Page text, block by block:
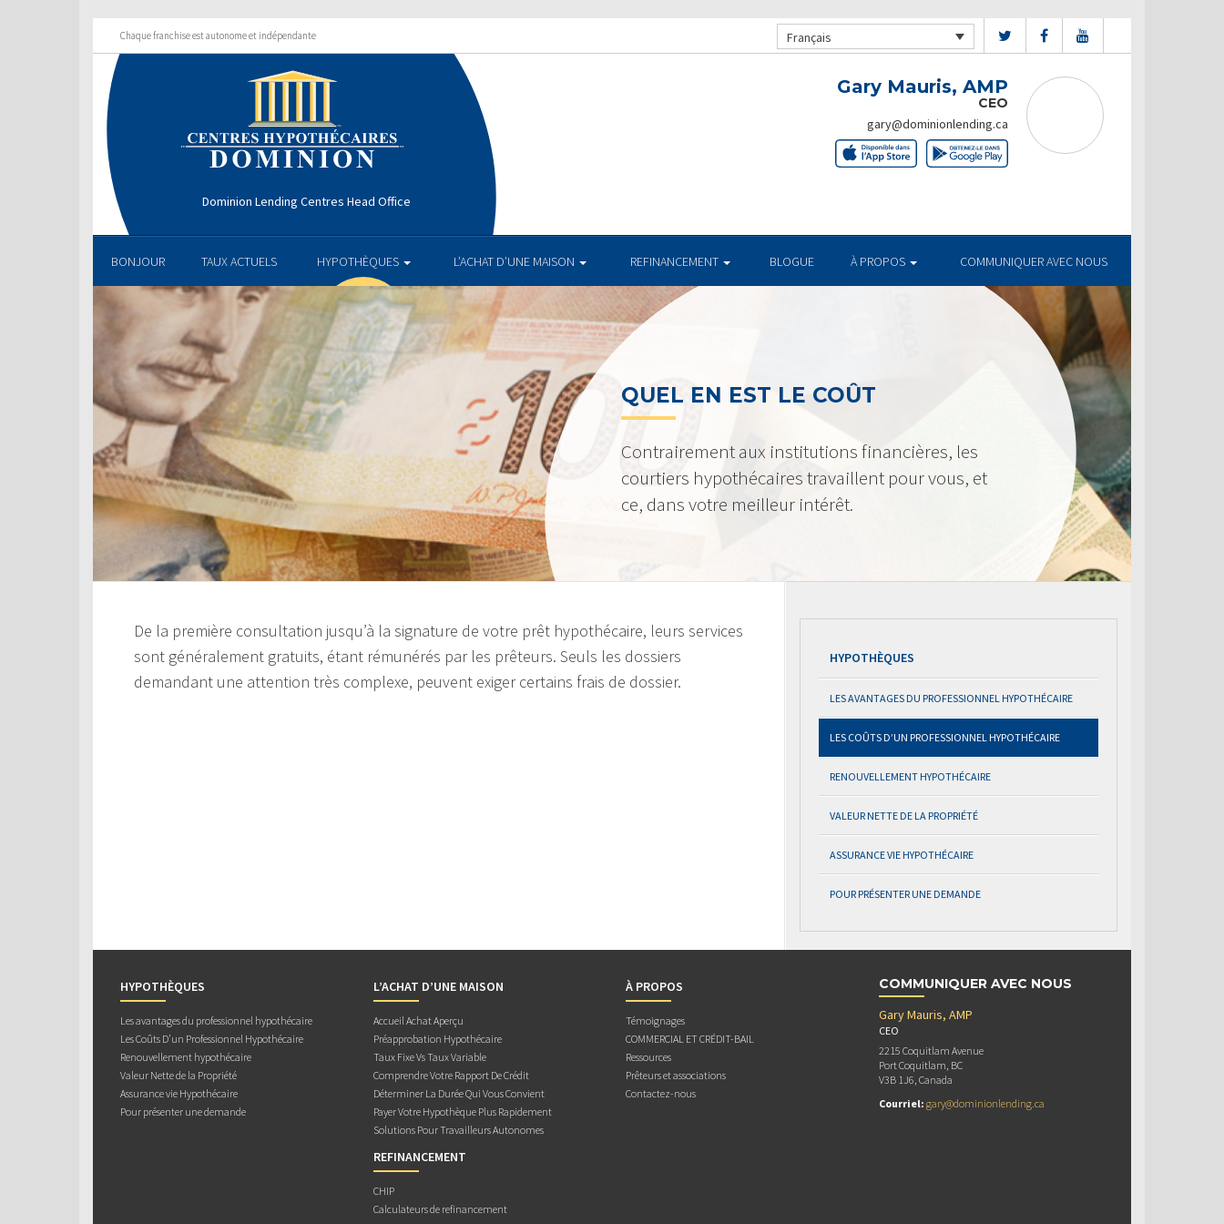
Chaque franchise est autonome et indépendante Français
Dominion Lending Centres Head Office
Gary Mauris, AMP
CEO
gary@dominionlending.ca
BONJOUR TAUX ACTUELS HYPOTHÈQUES L’ACHAT D’UNE MAISON REFINANCEMENT BLOGUE À PROPOS COMMUNIQUER AVEC NOUS
QUEL EN EST LE COÛT
Contrairement aux institutions financières, les
courtiers hypothécaires travaillent pour vous, et
ce, dans votre meilleur intérêt.
De la première consultation jusqu’à la signature de votre prêt hypothécaire, leurs services
sont généralement gratuits, étant rémunérés par les prêteurs. Seuls les dossiers
demandant une attention très complexe, peuvent exiger certains frais de dossier.
HYPOTHÈQUES
LES AVANTAGES DU PROFESSIONNEL HYPOTHÉCAIRE
LES COÛTS D’UN PROFESSIONNEL HYPOTHÉCAIRE
RENOUVELLEMENT HYPOTHÉCAIRE
VALEUR NETTE DE LA PROPRIÉTÉ
ASSURANCE VIE HYPOTHÉCAIRE
POUR PRÉSENTER UNE DEMANDE
HYPOTHÈQUES
Les avantages du professionnel hypothécaire
Les Coûts D’un Professionnel Hypothécaire
Renouvellement hypothécaire
Valeur Nette de la Propriété
Assurance vie Hypothécaire
Pour présenter une demande
L’ACHAT D’UNE MAISON
Accueil Achat Aperçu
Préapprobation Hypothécaire
Taux Fixe Vs Taux Variable
Comprendre Votre Rapport De Crédit
Déterminer La Durée Qui Vous Convient
Payer Votre Hypothèque Plus Rapidement
Solutions Pour Travailleurs Autonomes
REFINANCEMENT
CHIP
Calculateurs de refinancement
À PROPOS
Témoignages
COMMERCIAL ET CRÉDIT-BAIL
Ressources
Prêteurs et associations
Contactez-nous
COMMUNIQUER AVEC NOUS
Gary Mauris, AMP
CEO
2215 Coquitlam Avenue
Port Coquitlam, BC
V3B 1J6, Canada
Courriel: gary@dominionlending.ca